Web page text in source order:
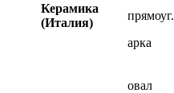
Керамика
(Италия)
прямоуг.
арка
овал